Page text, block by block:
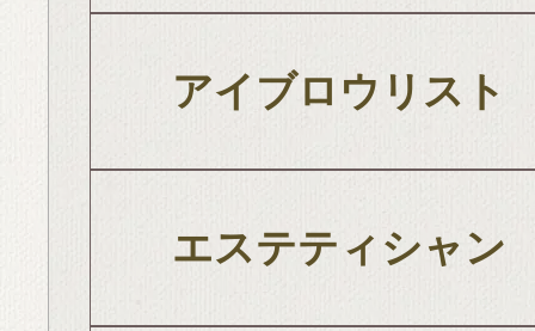
アイブロウリスト
エステティシャン